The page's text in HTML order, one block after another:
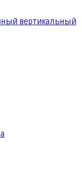
вертикальный